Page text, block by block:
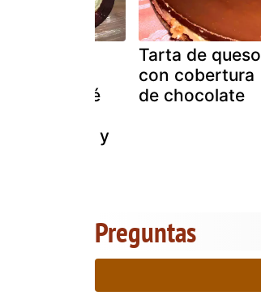
y café
y
Tarta de queso
con cobertura
de chocolate
Preguntas